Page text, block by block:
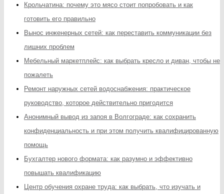
Крольчатина: почему это мясо стоит попробовать и как
готовить его правильно
Вынос инженерных сетей: как переставить коммуникации без
лишних проблем
Мебельный маркетплейс: как выбрать кресло и диван, чтобы не
пожалеть
Ремонт наружных сетей водоснабжения: практическое
руководство, которое действительно пригодится
Анонимный вывод из запоя в Волгограде: как сохранить
конфиденциальность и при этом получить квалифицированную
помощь
Бухгалтер нового формата: как разумно и эффективно
повышать квалификацию
Центр обучения охране труда: как выбрать, что изучать и